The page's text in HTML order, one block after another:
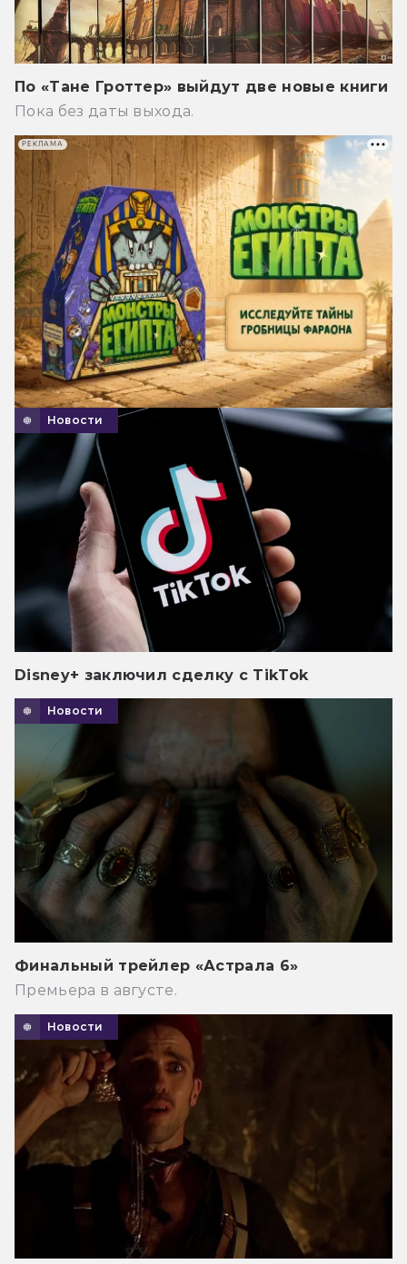
По «Тане Гроттер» выйдут две новые книги
Пока без даты выхода.
Новости
Disney+ заключил сделку с TikTok
Новости
Финальный трейлер «Астрала 6»
Премьера в августе.
Новости
РЕКЛАМА